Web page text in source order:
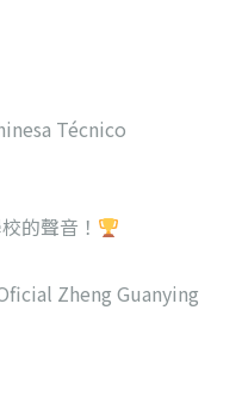
Técnico
的聲音！
Zheng Guanying